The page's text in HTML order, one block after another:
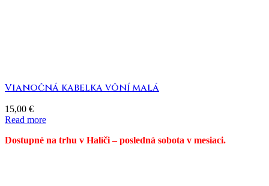
Vianočná kabelka vôní malá
15,00 €
Read more
Dostupné na trhu v Halíči – posledná sobota v mesiaci.